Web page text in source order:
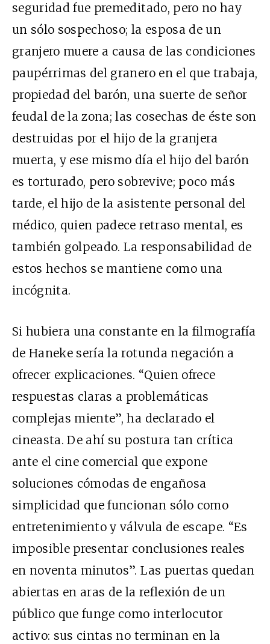
seguridad fue premeditado, pero no hay
un sólo sospechoso; la esposa de un
granjero muere a causa de las condiciones
paupérrimas del granero en el que trabaja,
propiedad del barón, una suerte de señor
feudal de la zona; las cosechas de éste son
destruidas por el hijo de la granjera
muerta, y ese mismo día el hijo del barón
es torturado, pero sobrevive; poco más
tarde, el hijo de la asistente personal del
médico, quien padece retraso mental, es
también golpeado. La responsabilidad de
estos hechos se mantiene como una
incógnita.
Si hubiera una constante en la filmografía
de Haneke sería la rotunda negación a
ofrecer explicaciones. “Quien ofrece
respuestas claras a problemáticas
complejas miente”, ha declarado el
cineasta. De ahí su postura tan crítica
ante el cine comercial que expone
soluciones cómodas de engañosa
simplicidad que funcionan sólo como
entretenimiento y válvula de escape. “Es
imposible presentar conclusiones reales
en noventa minutos”. Las puertas quedan
abiertas en aras de la reflexión de un
público que funge como interlocutor
activo: sus cintas no terminan en la